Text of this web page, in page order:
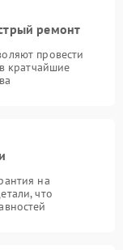
ремонт
провести
кратчайшие
на
что